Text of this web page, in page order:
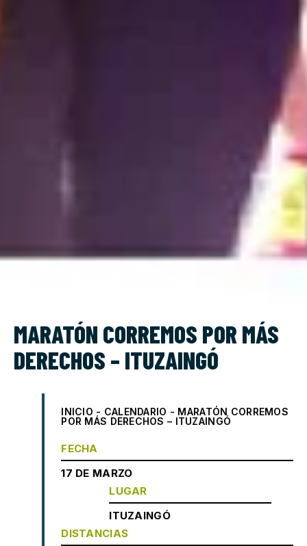
MARATÓN CORREMOS POR MÁS
DERECHOS – ITUZAINGÓ
INICIO - CALENDARIO - MARATÓN CORREMOS
POR MÁS DERECHOS – ITUZAINGÓ
FECHA
17 DE MARZO
LUGAR
ITUZAINGÓ
DISTANCIAS